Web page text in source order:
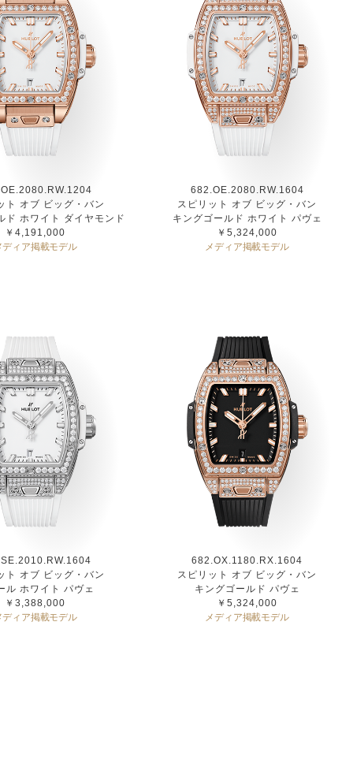
ト オブ ビッグ・バン
ド ホワイト ダイヤモンド
￥4,191,000
ディア掲載モデル
682.OE.2080.RW.1604
スピリット オブ ビッグ・バン
キングゴールド ホワイト パヴェ
￥5,324,000
メディア掲載モデル
ト オブ ビッグ・バン
ル ホワイト パヴェ
￥3,388,000
ディア掲載モデル
682.OX.1180.RX.1604
スピリット オブ ビッグ・バン
キングゴールド パヴェ
￥5,324,000
メディア掲載モデル